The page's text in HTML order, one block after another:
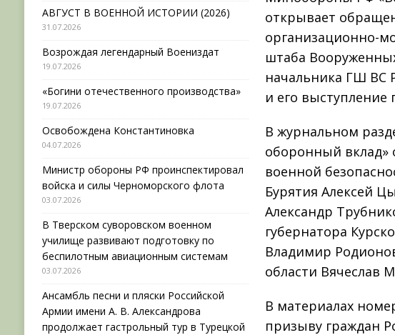
открывает
организационно-
штаба
начальника ГШ ВС
и его выступление
В журнальном
оборонный вклад»
военной
Бурятия Алексей
Александр
губернатора
Владимир
области Вячеслав
В материалах
призыву граждан
АВГУСТ В ВОЕННОЙ ИСТОРИИ (2026)
31.07.2026
Возрождая легендарный Воениздат
19.07.2026
«Богини отечественного производства»
19.07.2026
Освобождена Константиновка
04.07.2026
Министр обороны РФ проинспектировал
войска и силы Черноморского флота
03.07.2026
В Тверском суворовском военном
училище развивают подготовку по
беспилотным авиационным системам
03.07.2026
Ансамбль песни и пляски Российской
Армии имени А. В. Александрова
продолжает гастрольный тур в Турецкой